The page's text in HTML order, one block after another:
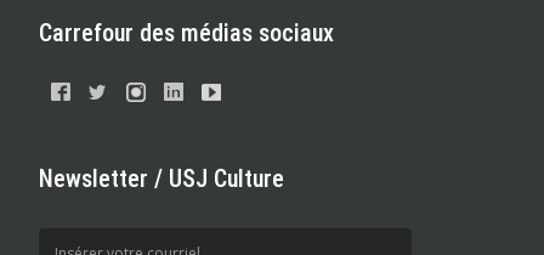
Carrefour des médias sociaux
Newsletter / USJ Culture